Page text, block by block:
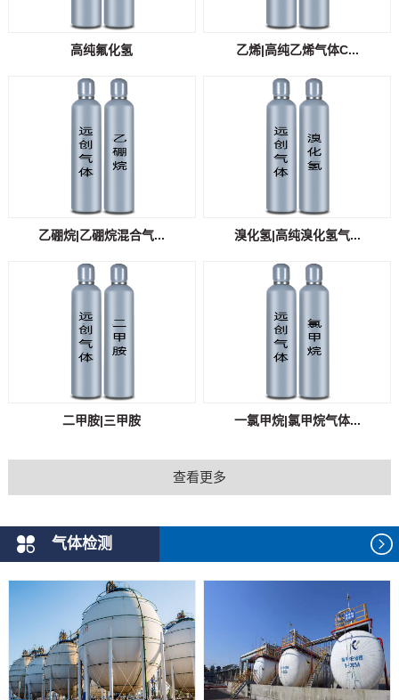
高纯氟化氢 乙烯|高纯乙烯气体C...
乙硼烷|乙硼烷混合气... 溴化氢|高纯溴化氢气...
二甲胺|三甲胺 一氯甲烷|氯甲烷气体...
查看更多
气体检测